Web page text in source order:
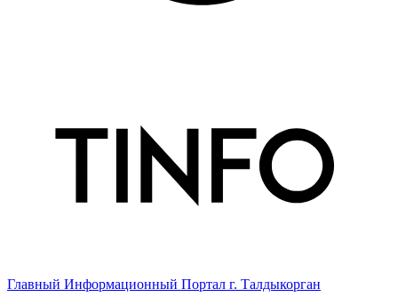
Главный Информационный Портал г. Талдыкорган